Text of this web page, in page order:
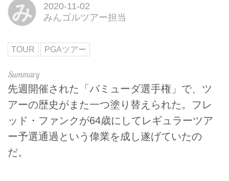
み
2020-11-02
みんゴルツアー担当
TOUR PGAツアー
先週開催された「バミューダ選手権」で、ツ
アーの歴史がまた一つ塗り替えられた。フレ
ッド・ファンクが64歳にしてレギュラーツア
ー予選通過という偉業を成し遂げていたの
だ。